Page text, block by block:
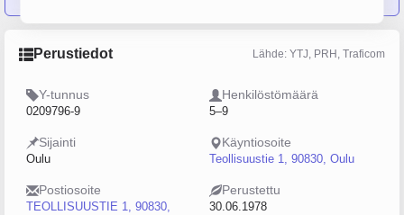
Perustiedot Lähde: YTJ, PRH, Traficom
Y-tunnus
0209796-9
Henkilöstömäärä
5–9
Sijainti
Oulu
Käyntiosoite
Teollisuustie 1, 90830, Oulu
Postiosoite
TEOLLISUUSTIE 1, 90830,
Perustettu
30.06.1978